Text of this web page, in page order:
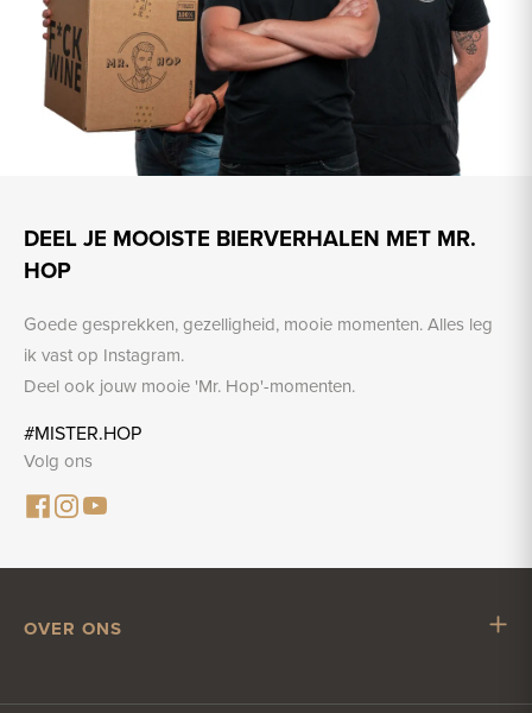
DEEL JE MOOISTE BIERVERHALEN MET MR.
HOP
Goede gesprekken, gezelligheid, mooie momenten. Alles leg
ik vast op Instagram.
Deel ook jouw mooie 'Mr. Hop'-momenten.
#MISTER.HOP
Volg ons
OVER ONS